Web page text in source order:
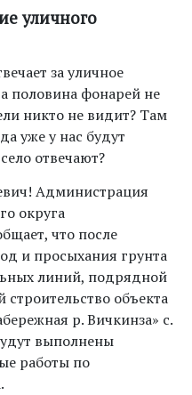
уличного
за уличное
половина фонарей не
никто не видит? Там
уже у нас будут
отвечают?
Администрация
округа
что после
и просыхания грунта
линий, подрядной
объекта
р. Вичкинза» с.
выполнены
работы по